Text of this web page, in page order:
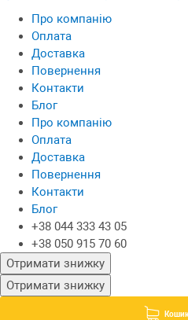
Про компанію
Оплата
Доставка
Повернення
Контакти
Блог
Про компанію
Оплата
Доставка
Повернення
Контакти
Блог
+38 044 333 43 05
+38 050 915 70 60
Отримати знижку
Отримати знижку